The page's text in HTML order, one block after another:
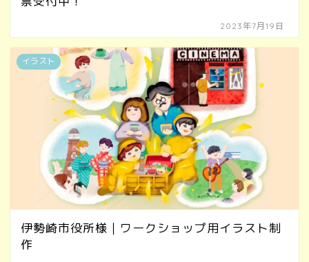
2023年7月19日
イラスト
伊勢崎市役所様｜ワークショップ用イラスト制
作